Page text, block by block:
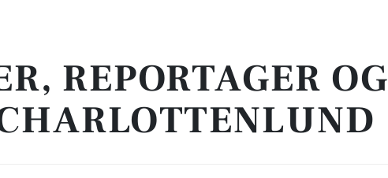
REPORTAGER OG